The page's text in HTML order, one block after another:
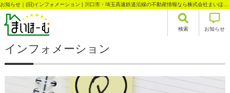
検索 お知らせ
インフォメーション